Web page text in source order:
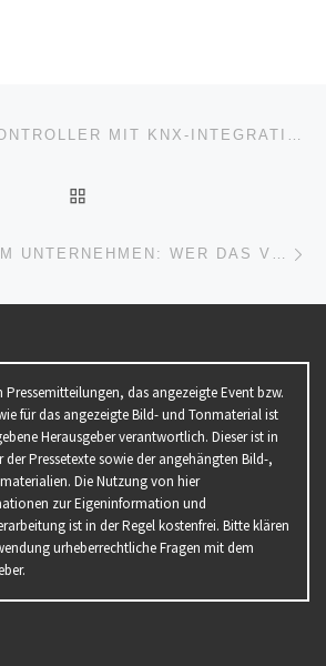
MODULARER CONTROLLER MIT KNX-INTEGRATION
Pressemitteilungen, das angezeigte Event bzw.
für das angezeigte Bild- und Tonmaterial ist
Herausgeber verantwortlich. Dieser ist in
der Pressetexte sowie der angehängten Bild-,
Die Nutzung von hier
zur Eigeninformation und
ist in der Regel kostenfrei. Bitte klären
urheberrechtliche Fragen mit dem